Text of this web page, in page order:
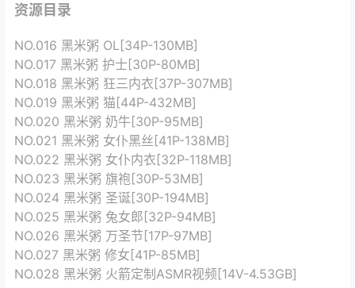
资源目录
NO.016 黑米粥 OL[34P-130MB]
NO.017 黑米粥 护士[30P-80MB]
NO.018 黑米粥 狂三内衣[37P-307MB]
NO.019 黑米粥 猫[44P-432MB]
NO.020 黑米粥 奶牛[30P-95MB]
NO.021 黑米粥 女仆黑丝[41P-138MB]
NO.022 黑米粥 女仆内衣[32P-118MB]
NO.023 黑米粥 旗袍[30P-53MB]
NO.024 黑米粥 圣诞[30P-194MB]
NO.025 黑米粥 兔女郎[32P-94MB]
NO.026 黑米粥 万圣节[17P-97MB]
NO.027 黑米粥 修女[41P-85MB]
NO.028 黑米粥 火箭定制ASMR视频[14V-4.53GB]